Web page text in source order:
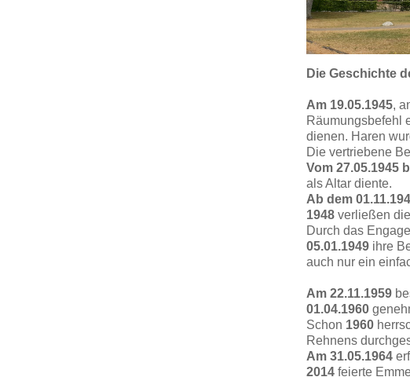
Die Geschichte
Am 19.05.1945,
Räumungsbefehl
dienen. Haren
Die vertriebene
Vom 27.05.1945
als Altar diente.
Ab dem
1948 verließen
Durch das
05.01.1949 ihre
auch nur ein
Am 22.11.1959
01.04.1960
Schon 1960
Rehnens
Am 31.05.1964
2014 feierte